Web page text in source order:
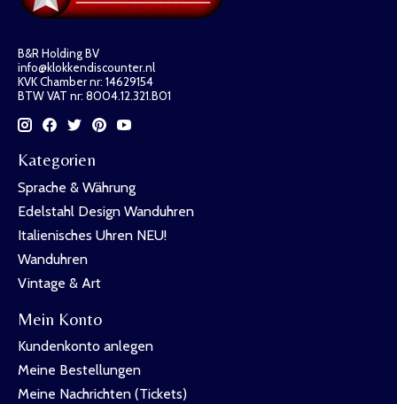
B&R Holding BV
info@klokkendiscounter.nl
KVK Chamber nr: 14629154
BTW VAT nr: 8004.12.321.B01
Kategorien
Sprache & Währung
Edelstahl Design Wanduhren
Italienisches Uhren NEU!
Wanduhren
Vintage & Art
Mein Konto
Kundenkonto anlegen
Meine Bestellungen
Meine Nachrichten (Tickets)